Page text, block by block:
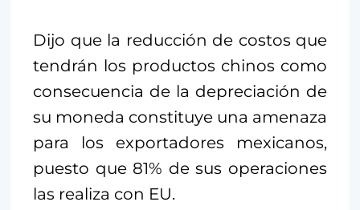
Dijo que la reducción de costos que
tendrán los productos chinos como
consecuencia de la depreciación de
su moneda constituye una amenaza
para los exportadores mexicanos,
puesto que 81% de sus operaciones
las realiza con EU.